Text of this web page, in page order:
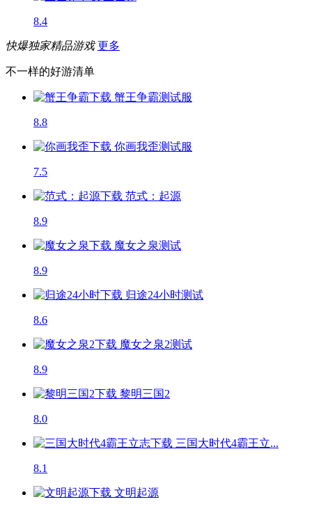
8.4
快爆独家精品游戏 更多
不一样的好游清单
蟹王争霸测试服
8.8
你画我歪测试服
7.5
范式：起源
8.9
魔女之泉测试
8.9
归途24小时测试
8.6
魔女之泉2测试
8.9
黎明三国2
8.0
三国大时代4霸王立...
8.1
文明起源